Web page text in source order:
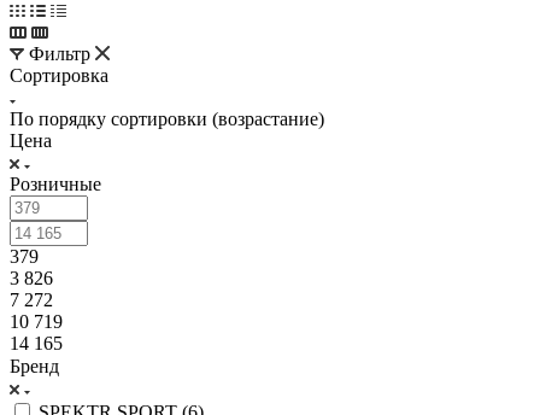
Фильтр
Сортировка
По порядку сортировки (возрастание)
Цена
Розничные
379
3 826
7 272
10 719
14 165
Бренд